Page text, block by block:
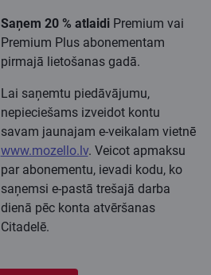
Saņem 20 % atlaidiPremium vai
Premium Plus abonementam
pirmajā lietošanas gadā.
Lai saņemtu piedāvājumu,
nepieciešams izveidot kontu
savam jaunajam e-veikalam vietnē
www.mozello.lv. Veicot apmaksu
par abonementu, ievadi kodu, ko
saņemsi e-pastā trešajā darba
dienā pēc konta atvēršanas
Citadelē.